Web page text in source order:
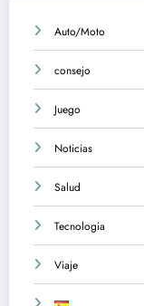
Auto/Moto
consejo
Juego
Noticias
Salud
Tecnologia
Viaje